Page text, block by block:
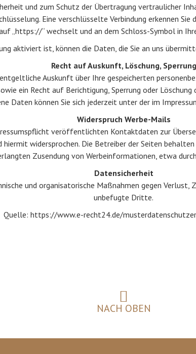
und zum Schutz der Übertragung vertraulicher
Eine verschlüsselte Verbindung erkennen
„https://“ wechselt und an dem Schloss-Symbol in
aktiviert ist, können die Daten, die Sie an uns
Recht auf Auskunft, Löschung, Sperrung
Auskunft über Ihre gespeicherten
ein Recht auf Berichtigung, Sperrung oder
Daten können Sie sich jederzeit unter der im
Widerspruch Werbe-Mails
veröffentlichten Kontaktdaten zur
widersprochen. Die Betreiber der Seiten
Zusendung von Werbeinformationen, etwa
Datensicherheit
und organisatorische Maßnahmen gegen
unbefugte Dritte.
Quelle: https://www.e-recht24.de/
NACH OBEN